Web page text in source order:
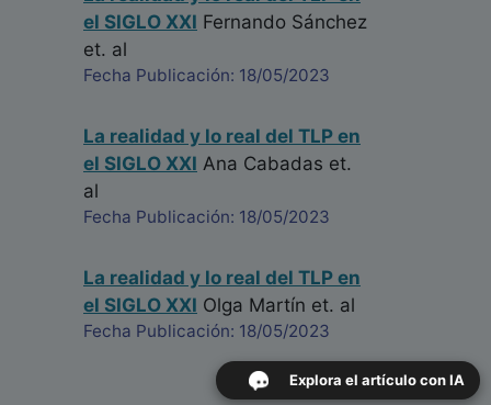
el SIGLO XXI Fernando Sánchez
et. al
Fecha Publicación: 18/05/2023
La realidad y lo real del TLP en
el SIGLO XXI Ana Cabadas et.
al
Fecha Publicación: 18/05/2023
La realidad y lo real del TLP en
el SIGLO XXI Olga Martín et. al
Fecha Publicación: 18/05/2023
Explora el artículo con IA